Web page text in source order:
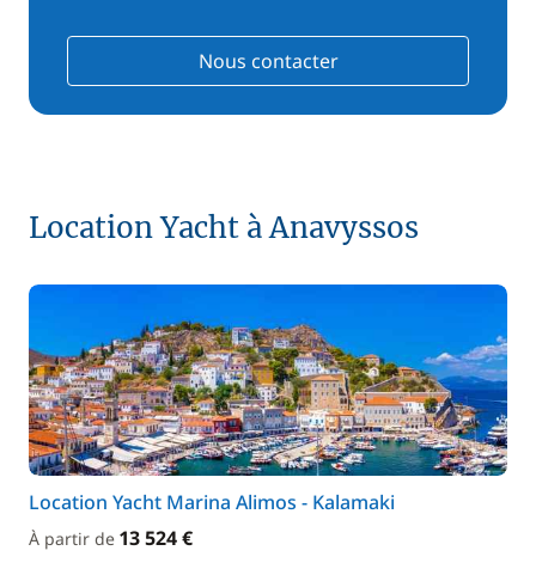
Nous contacter
Location Yacht à Anavyssos
Location Yacht Marina Alimos - Kalamaki
À partir de 13 524 €